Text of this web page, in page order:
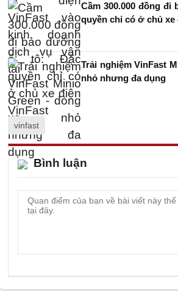
Cầm 300.000 đồng
quyền chỉ có ở chủ xe
Trải nghiệm VinFast
nhỏ nhưng đa dụng
vinfast
Bình luận